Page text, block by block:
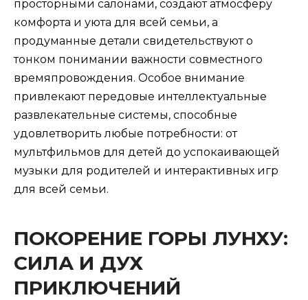
просторными салонами, создают атмосферу
комфорта и уюта для всей семьи, а
продуманные детали свидетельствуют о
тонком понимании важности совместного
времяпровождения. Особое внимание
привлекают передовые интеллектуальные
развлекательные системы, способные
удовлетворить любые потребности: от
мультфильмов для детей до успокаивающей
музыки для родителей и интерактивных игр
для всей семьи.
ПОКОРЕНИЕ ГОРЫ ЛУНХУ:
СИЛА И ДУХ
ПРИКЛЮЧЕНИЙ